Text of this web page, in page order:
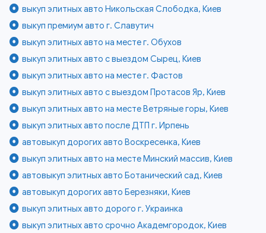
выкуп элитных авто Никольская Слободка, Киев
выкуп премиум авто г. Славутич
выкуп элитных авто на месте г. Обухов
выкуп элитных авто с выездом Сырец, Киев
выкуп элитных авто на месте г. Фастов
выкуп элитных авто с выездом Протасов Яр, Киев
выкуп элитных авто на месте Ветряные горы, Киев
выкуп элитных авто после ДТП г. Ирпень
автовыкуп дорогих авто Воскресенка, Киев
выкуп элитных авто на месте Минский массив, Киев
автовыкуп элитных авто Ботанический сад, Киев
автовыкуп дорогих авто Березняки, Киев
выкуп элитных авто дорого г. Украинка
выкуп элитных авто срочно Академгородок, Киев